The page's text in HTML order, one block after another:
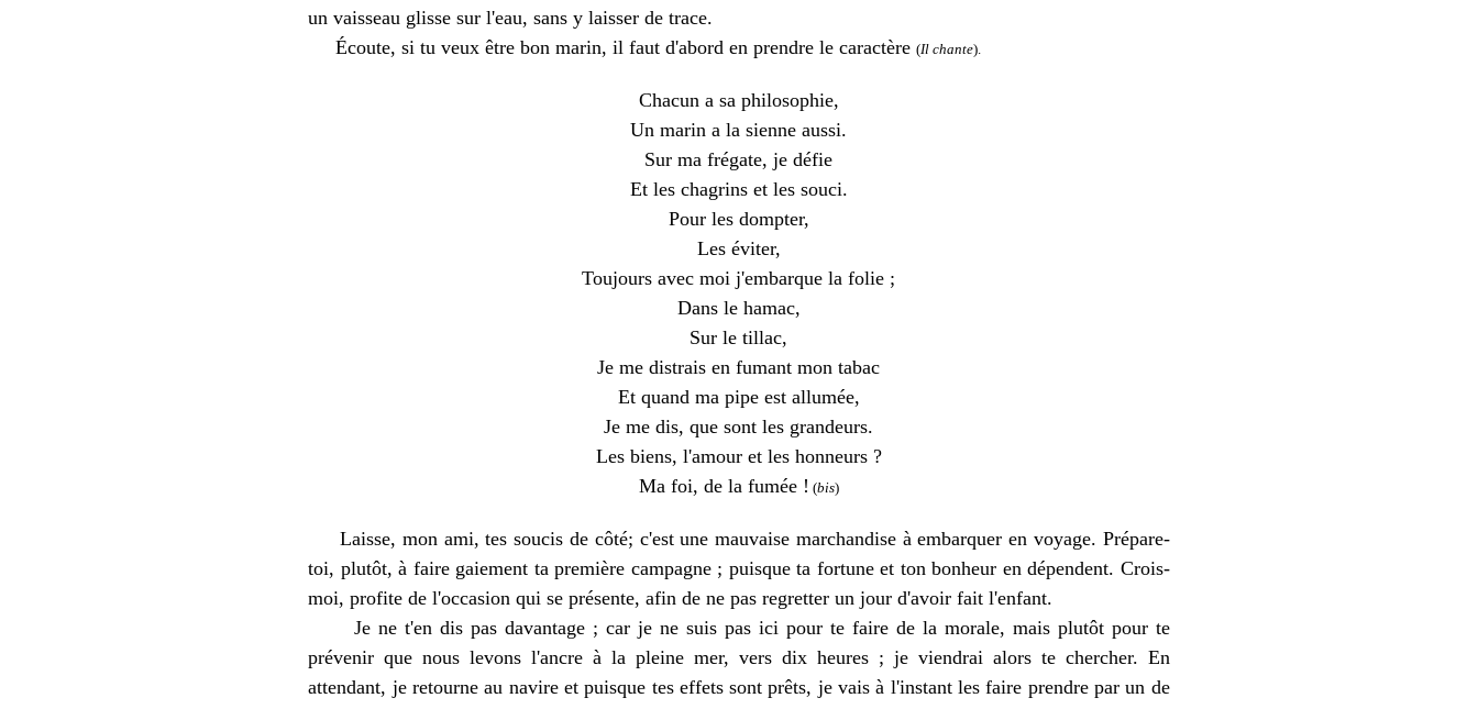
un vaisseau glisse sur l'eau, sans y laisser de trace.
Écoute, si tu veux être bon marin, il faut d'abord en prendre le caractère(Il chante).
Chacun a sa philosophie,
Un marin a la sienne aussi.
Sur ma frégate, je défie
Et les chagrins et les souci.
Pour les dompter,
Les éviter,
Toujours avec moi j'embarque la folie ;
Dans le hamac,
Sur le tillac,
Je me distrais en fumant mon tabac
Et quand ma pipe est allumée,
Je me dis, que sont les grandeurs.
Les biens, l'amour et les honneurs ?
Ma foi, de la fumée ! (bis)
Laisse, mon ami, tes soucis de côté; c'est une mauvaise marchandise à embarquer en voyage. Prépare-
toi, plutôt, à faire gaiement ta première campagne ; puisque ta fortune et ton bonheur en dépendent. Crois-
moi, profite de l'occasion qui se présente, afin de ne pas regretter un jour d'avoir fait l'enfant.
Je ne t'en dis pas davantage ; car je ne suis pas ici pour te faire de la morale, mais plutôt pour te
prévenir que nous levons l'ancre à la pleine mer, vers dix heures ; je viendrai alors te chercher. En
attendant, je retourne au navire et puisque tes effets sont prêts, je vais à l'instant les faire prendre par un de